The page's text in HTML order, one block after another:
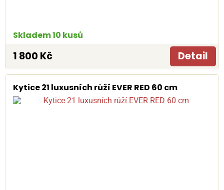
Skladem 10 kusů
1 800 Kč Detail
Kytice 21 luxusních růží EVER RED 60 cm